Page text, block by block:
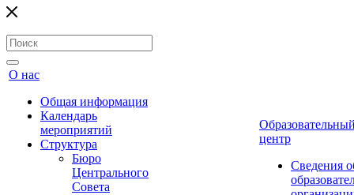
О нас
Общая информация
Календарь
мероприятий
Структура
Бюро
Центрального
Совета
центр
Сведения